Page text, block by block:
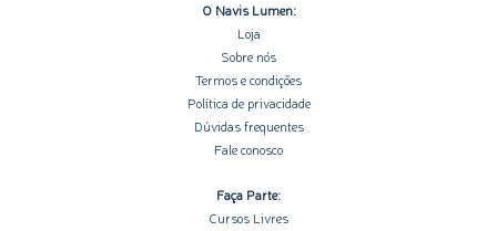
O Navis Lumen:
Loja
Sobre nós
Termos e condições
Política de privacidade
Dúvidas frequentes
Fale conosco
Faça Parte:
Cursos Livres